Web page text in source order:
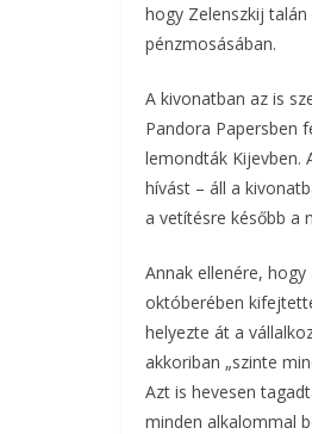
hogy Zelenszkij
pénzmosásában.
A kivonatban az is
Pandora Papersben
lemondták Kijevben.
hívást – áll a
a vetítésre később a
Annak ellenére,
októberében
helyezte át a
akkoriban „szinte
Azt is hevesen
minden alkalommal